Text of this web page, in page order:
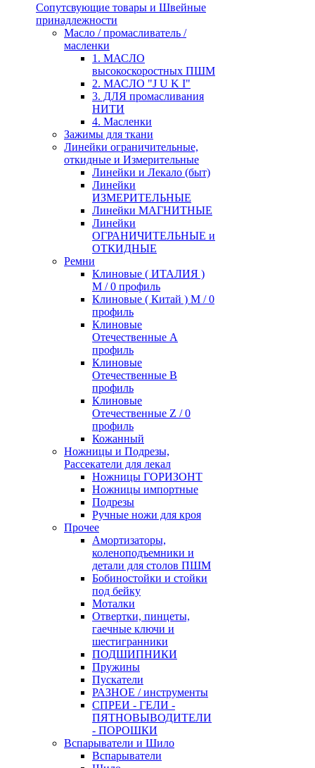
Сопутсвующие товары и Швейные
принадлежности
Масло / промасливатель /
масленки
1. МАСЛО
высокоскоростных ПШМ
2. МАСЛО "J U K I"
3. ДЛЯ промасливания
НИТИ
4. Масленки
Зажимы для ткани
Линейки ограничительные,
откидные и Измерительные
Линейки и Лекало (быт)
Линейки
ИЗМЕРИТЕЛЬНЫЕ
Линейки МАГНИТНЫЕ
Линейки
ОГРАНИЧИТЕЛЬНЫЕ и
ОТКИДНЫЕ
Ремни
Клиновые ( ИТАЛИЯ )
М / 0 профиль
Клиновые ( Китай ) М / 0
профиль
Клиновые
Отечественные А
профиль
Клиновые
Отечественные В
профиль
Клиновые
Отечественные Z / 0
профиль
Кожанный
Ножницы и Подрезы,
Рассекатели для лекал
Ножницы ГОРИЗОНТ
Ножницы импортные
Подрезы
Ручные ножи для кроя
Прочее
Амортизаторы,
коленоподъемники и
детали для столов ПШМ
Бобиностойки и стойки
под бейку
Моталки
Отвертки, пинцеты,
гаечные ключи и
шестигранники
ПОДШИПНИКИ
Пружины
Пускатели
РАЗНОЕ / инструменты
СПРЕИ - ГЕЛИ -
ПЯТНОВЫВОДИТЕЛИ
- ПОРОШКИ
Вспарыватели и Шило
Вспарыватели